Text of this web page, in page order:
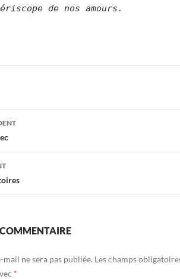
de nos amours.
mail ne sera pas publiée. Les champs
*